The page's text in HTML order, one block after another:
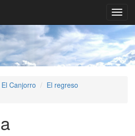
El Canjorro
El regreso